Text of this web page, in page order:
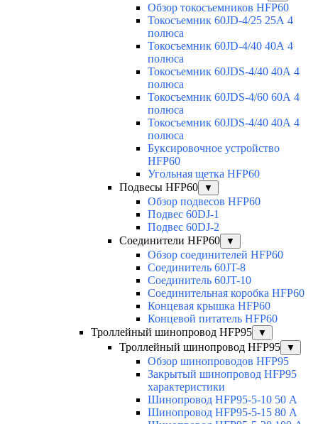
Обзор токосъемников HFP60
Токосъемник 60JD-4/25 25А 4
полюса
Токосъемник 60JD-4/40 40А 4
полюса
Токосъемник 60JDS-4/40 40А 4
полюса
Токосъемник 60JDS-4/60 60А 4
полюса
Токосъемник 60JDS-4/40 40А 4
полюса
Буксировочное устройство
HFP60
Угольная щетка HFP60
Подвесы HFP60
▼
Обзор подвесов HFP60
Подвес 60DJ-1
Подвес 60DJ-2
Соединители HFP60
▼
Обзор соединителей HFP60
Соединитель 60JT-8
Соединитель 60JT-10
Соединительная коробка HFP60
Концевая крышка HFP60
Концевой питатель HFP60
Троллейный шинопровод HFP95
▼
Троллейный шинопровод HFP95 ▼
Обзор шинопроводов HFP95
Закрытый шинопровод HFP95
характеристики
Шинопровод HFP95-5-10 50 А
Шинопровод HFP95-5-15 80 А